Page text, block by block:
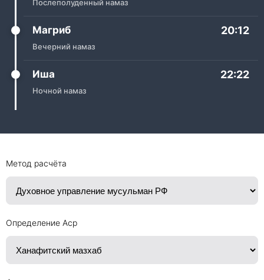
Послеполуденный намаз
Магриб 20:12
Вечерний намаз
Иша 22:22
Ночной намаз
Метод расчёта
Определение Аср